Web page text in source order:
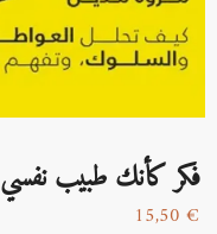
فكر كأنك طبيب نفسي
15,50 €